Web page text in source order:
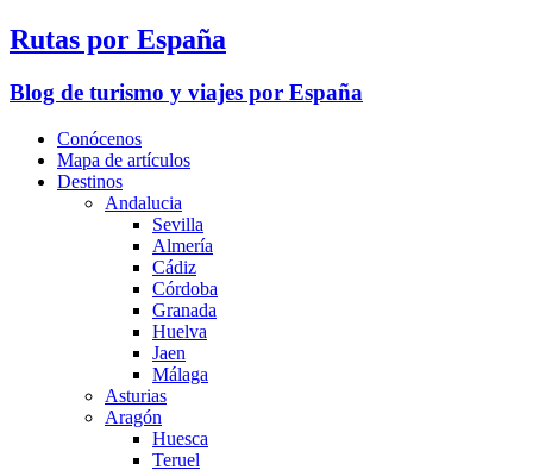
Rutas por España
Blog de turismo y viajes por España
Conócenos
Mapa de artículos
Destinos
Andalucia
Sevilla
Almería
Cádiz
Córdoba
Granada
Huelva
Jaen
Málaga
Asturias
Aragón
Huesca
Teruel